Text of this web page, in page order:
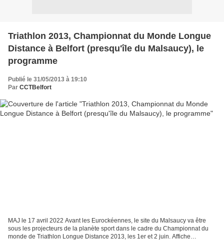
Triathlon 2013, Championnat du Monde Longue
Distance à Belfort (presqu'île du Malsaucy), le
programme
Publié le 31/05/2013 à 19:10
Par CCTBelfort
MAJ le 17 avril 2022 Avant les Eurockéennes, le site du Malsaucy va être
sous les projecteurs de la planète sport dans le cadre du Championnat du
monde de Triathlon Longue Distance 2013, les 1er et 2 juin. Affiche